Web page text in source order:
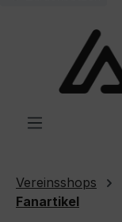
Vereinsshops
Fanartikel